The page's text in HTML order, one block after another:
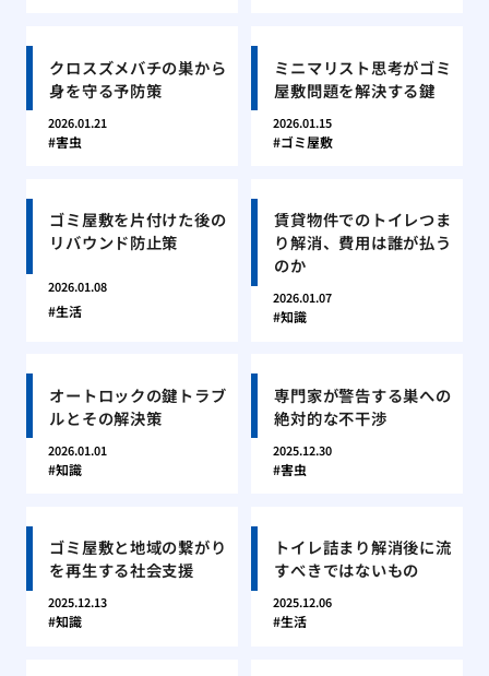
クロスズメバチの巣から
身を守る予防策
2026.01.21
害虫
ミニマリスト思考がゴミ
屋敷問題を解決する鍵
2026.01.15
ゴミ屋敷
ゴミ屋敷を片付けた後の
リバウンド防止策
2026.01.08
生活
賃貸物件でのトイレつま
り解消、費用は誰が払う
のか
2026.01.07
知識
オートロックの鍵トラブ
ルとその解決策
2026.01.01
知識
専門家が警告する巣への
絶対的な不干渉
2025.12.30
害虫
ゴミ屋敷と地域の繋がり
を再生する社会支援
2025.12.13
知識
トイレ詰まり解消後に流
すべきではないもの
2025.12.06
生活